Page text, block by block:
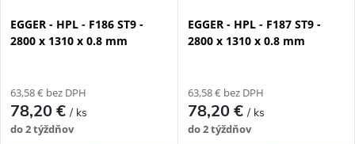
EGGER - HPL - F186 ST9 -
2800 x 1310 x 0.8 mm
63,58 € bez DPH
78,20 €/ ks
do 2 týždňov
EGGER - HPL - F187 ST9 -
2800 x 1310 x 0.8 mm
63,58 € bez DPH
78,20 €/ ks
do 2 týždňov